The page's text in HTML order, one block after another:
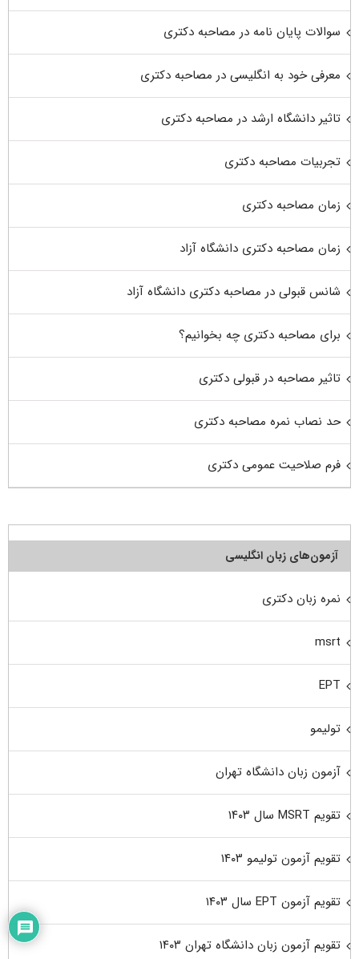
سوالات پایان نامه در مصاحبه دکتری
معرفی خود به انگلیسی در مصاحبه دکتری
تاثیر دانشگاه ارشد در مصاحبه دکتری
تجربیات مصاحبه دکتری
زمان مصاحبه دکتری
زمان مصاحبه دکتری دانشگاه آزاد
شانس قبولی در مصاحبه دکتری دانشگاه آزاد
برای مصاحبه دکتری چه بخوانیم؟
تاثیر مصاحبه در قبولی دکتری
حد نصاب نمره مصاحبه دکتری
فرم صلاحیت عمومی دکتری
آزمون‌های زبان انگلیسی
نمره زبان دکتری
msrt
EPT
تولیمو
آزمون زبان دانشگاه تهران
تقویم MSRT سال ۱۴۰۳
تقویم آزمون تولیمو ۱۴۰۳
تقویم آزمون EPT سال ۱۴۰۳
تقویم آزمون زبان دانشگاه تهران ۱۴۰۳